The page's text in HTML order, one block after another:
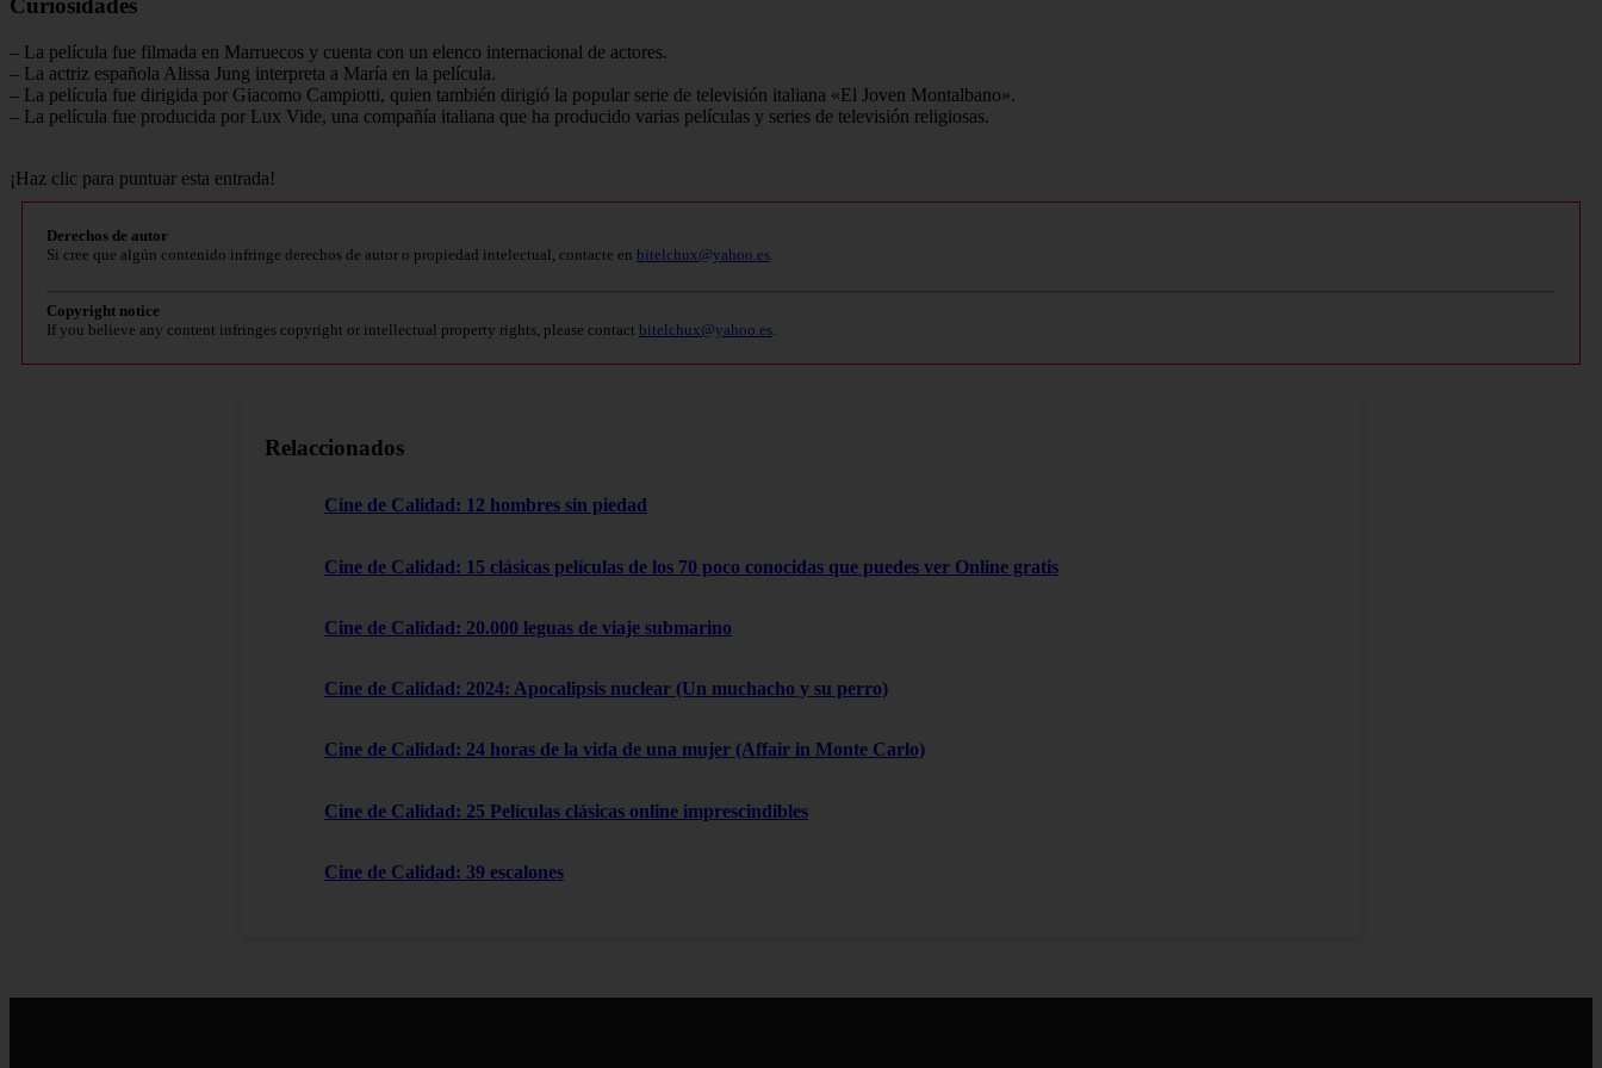
Curiosidades
– La película fue filmada en Marruecos y cuenta con un elenco internacional de actores.
– La actriz española Alissa Jung interpreta a María en la película.
– La película fue dirigida por Giacomo Campiotti, quien también dirigió la popular serie de televisión italiana «El Joven Montalbano».
– La película fue producida por Lux Vide, una compañía italiana que ha producido varias películas y series de televisión religiosas.
¡Haz clic para puntuar esta entrada!
Derechos de autor
Si cree que algún contenido infringe derechos de autor o propiedad intelectual, contacte en bitelchux@yahoo.es
Copyright notice
If you believe any content infringes copyright or intellectual property rights, please contact bitelchux@yahoo.es
Relaccionados
Cine de Calidad: 12 hombres sin piedad
Cine de Calidad: 15 clásicas películas de los 70 poco conocidas que puedes ver Online gratis
Cine de Calidad: 20.000 leguas de viaje submarino
Cine de Calidad: 2024: Apocalipsis nuclear (Un muchacho y su perro)
Cine de Calidad: 24 horas de la vida de una mujer (Affair in Monte Carlo)
Cine de Calidad: 25 Películas clásicas online imprescindibles
Cine de Calidad: 39 escalones